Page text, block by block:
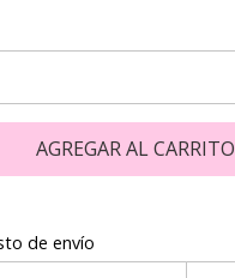
AGREGAR AL CARRITO
de envío